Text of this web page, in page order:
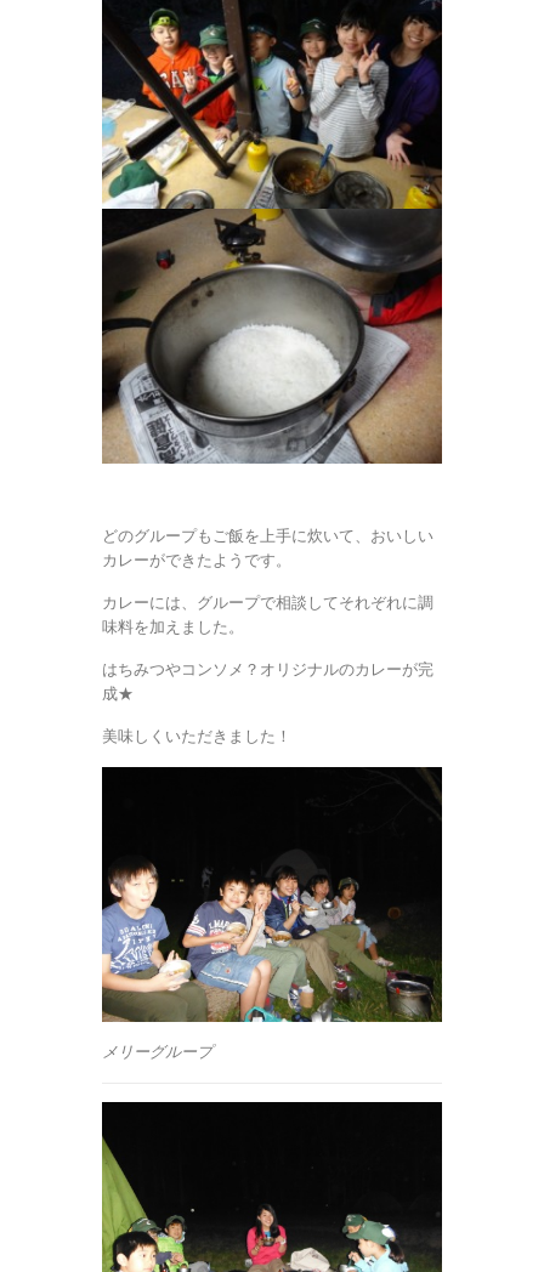
どのグループもご飯を上手に炊いて、おいしい
カレーができたようです。
カレーには、グループで相談してそれぞれに調
味料を加えました。
はちみつやコンソメ？オリジナルのカレーが完
成★
美味しくいただきました！
メリーグループ